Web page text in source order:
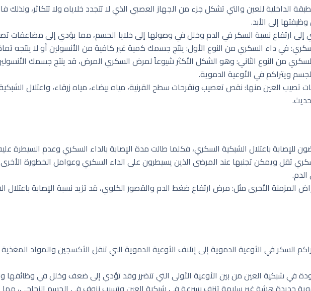
الداخلية للعين والتي تشكل جزء من الجهاز العصبي الذي لا تتجدد خلاياه ولا تتكاثر،
إلى الأبد.
ارتفاع نسبة السكر في الدم وخلل في وصولها إلى خلايا الجسم، مما يؤدي إلى مضاعفات
في داء السكري من النوع الأول: ينتج جسمك كمية غير كافية من الأنسولين أو لا ينتجه
من النوع الثاني: وهو الشكل الأكثر شيوعاً لمرض السكري المرض، قد ينتج جسمك
ويتراكم في الأوعية الدموية.
تصيب العين منها: نقص تعصيب وتقرحات سطح القرنية، مياه بيضاء، مياه زرقاء، واعتلال
باعتلال الشبكية السكري، فكلما طالت مدة الإصابة بالداء السكري وعدم السيطرة عليه
تقل ويمكن تجنبها عند المرضى الذين يسيطرون على الداء السكري وعوامل الخطورة
المزمنة الأخرى مثل: مرض ارتفاع ضغط الدم والقصور الكلوي، قد تزيد نسبة الإصابة
السكر في الأوعية الدموية إلى إتلاف الأوعية الدموية التي تنقل الأكسجين والمواد
في شبكية العين من بين الأوعية الأولى التي تتضرر وقد تؤدي إلى ضعف وخلل في